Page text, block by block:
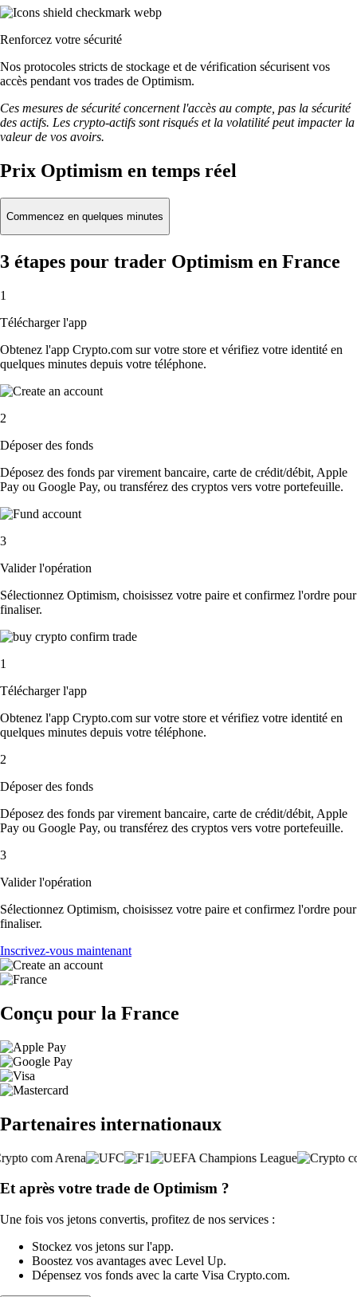
Renforcez votre sécurité
Nos protocoles stricts de stockage et de vérification sécurisent vos
accès pendant vos trades de Optimism.
Ces mesures de sécurité concernent l'accès au compte, pas la sécurité
des actifs. Les crypto-actifs sont risqués et la volatilité peut impacter la
valeur de vos avoirs.
Prix Optimism en temps réel
Commencez en quelques minutes
3 étapes pour trader Optimism en France
1
Télécharger l'app
Obtenez l'app Crypto.com sur votre store et vérifiez votre identité en
quelques minutes depuis votre téléphone.
2
Déposer des fonds
Déposez des fonds par virement bancaire, carte de crédit/débit, Apple
Pay ou Google Pay, ou transférez des cryptos vers votre portefeuille.
3
Valider l'opération
Sélectionnez Optimism, choisissez votre paire et confirmez l'ordre pour
finaliser.
1
Télécharger l'app
Obtenez l'app Crypto.com sur votre store et vérifiez votre identité en
quelques minutes depuis votre téléphone.
2
Déposer des fonds
Déposez des fonds par virement bancaire, carte de crédit/débit, Apple
Pay ou Google Pay, ou transférez des cryptos vers votre portefeuille.
3
Valider l'opération
Sélectionnez Optimism, choisissez votre paire et confirmez l'ordre pour
finaliser.
Inscrivez-vous maintenant
Conçu pour la France
Partenaires internationaux
Et après votre trade de Optimism ?
Une fois vos jetons convertis, profitez de nos services :
Stockez vos jetons sur l'app.
Boostez vos avantages avec Level Up.
Dépensez vos fonds avec la carte Visa Crypto.com.